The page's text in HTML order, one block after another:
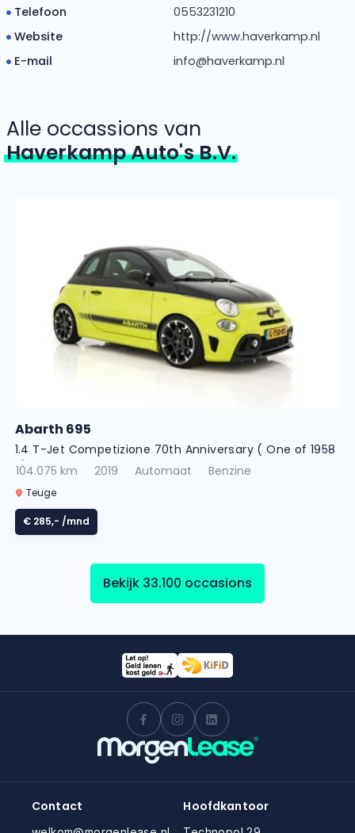
Telefoon
0553231210
Website
http://www.haverkamp.nl
E-mail
info@haverkamp.nl
Alle occassions van
Haverkamp Auto's B.V.
Abarth 695
1.4 T-Jet Competizione 70th Anniversary ( One of 1958
! )
104.075 km 2019 Automaat Benzine
Teuge
€ 285,- /mnd
Bekijk 33.100 occasions
Contact Hoofdkantoor